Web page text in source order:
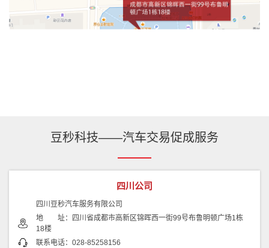
豆秒科技——汽车交易促成服务
四川公司
四川豆秒汽车服务有限公司
地 址：四川省成都市高新区锦晖西一街99号布鲁明顿广场1栋
18楼
联系电话：028-85258156